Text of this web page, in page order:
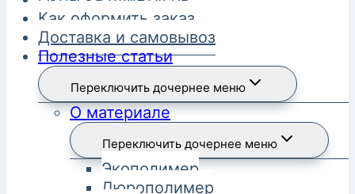
Как оформить заказ
Доставка и самовывоз
Полезные статьи
Переключить дочернее меню
О материале
Переключить дочернее меню
Экополимер
Дюрополимер